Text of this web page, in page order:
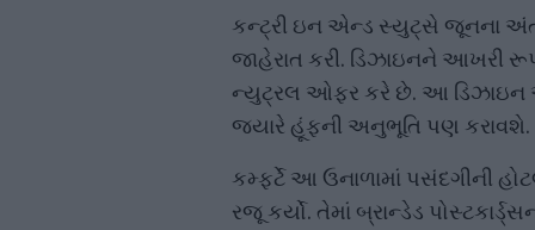
કન્ટ્રી ઇન એન્ડ સ્યુટ્સે જૂનના
જાહેરાત કરી. ડિઝાઇનને આખરી
ન્યુટ્રલ ઓફર કરે છે. આ ડિઝાઇન
જ્યારે હૂંફની અનુભૂતિ પણ કરાવશે.
કમ્ફર્ટે આ ઉનાળામાં પસંદગીની
રજૂ કર્યો. તેમાં બ્રાન્ડેડ